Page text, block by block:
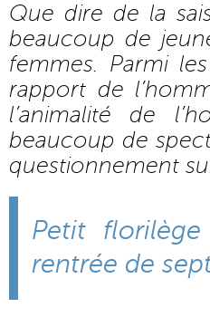
Que dire de la
beaucoup de
femmes. Parmi
rapport de
l’animalité de
beaucoup de
questionnement
Petit
rentrée de